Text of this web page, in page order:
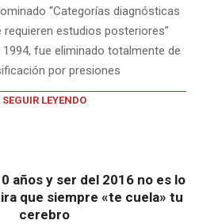
“Categorías diagnósticas
estudios posteriores”
1994, fue eliminado totalmente de
por presiones
SEGUIR LEYENDO
años y ser del 2016 no es lo
que siempre «te cuela» tu
cerebro